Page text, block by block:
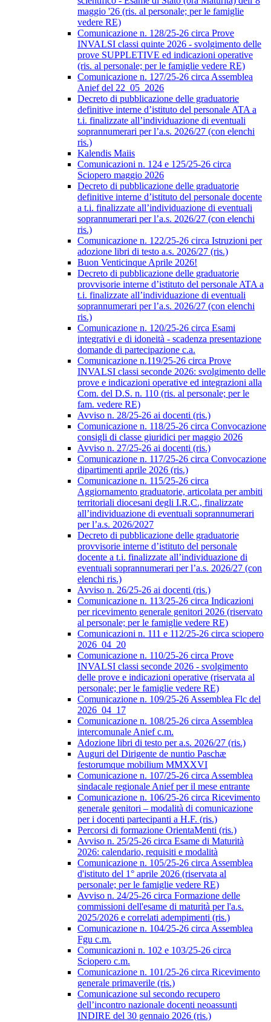
maggio '26 (ris. al personale; per le famiglie
vedere RE)
Comunicazione n. 128/25-26 circa Prove
INVALSI classi quinte 2026 - svolgimento delle
prove SUPPLETIVE ed indicazioni operative
(ris. al personale; per le famiglie vedere RE)
Comunicazione n. 127/25-26 circa Assemblea
Anief del 22_05_2026
Decreto di pubblicazione delle graduatorie
definitive interne d’istituto del personale ATA a
t.i. finalizzate all’individuazione di eventuali
soprannumerari per l’a.s. 2026/27 (con elenchi
ris.)
Kalendis Maiis
Comunicazioni n. 124 e 125/25-26 circa
Sciopero maggio 2026
Decreto di pubblicazione delle graduatorie
definitive interne d’istituto del personale docente
a t.i. finalizzate all’individuazione di eventuali
soprannumerari per l’a.s. 2026/27 (con elenchi
ris.)
Comunicazione n. 122/25-26 circa Istruzioni per
adozione libri di testo a.s. 2026/27 (ris.)
Buon Venticinque Aprile 2026!
Decreto di pubblicazione delle graduatorie
provvisorie interne d’istituto del personale ATA a
t.i. finalizzate all’individuazione di eventuali
soprannumerari per l’a.s. 2026/27 (con elenchi
ris.)
Comunicazione n. 120/25-26 circa Esami
integrativi e di idoneità - scadenza presentazione
domande di partecipazione c.a.
Comunicazione n.119/25-26 circa Prove
INVALSI classi seconde 2026: svolgimento delle
prove e indicazioni operative ed integrazioni alla
Com. del D.S. n. 110 (ris. al personale; per le
fam. vedere RE)
Avviso n. 28/25-26 ai docenti (ris.)
Comunicazione n. 118/25-26 circa Convocazione
consigli di classe giuridici per maggio 2026
Avviso n. 27/25-26 ai docenti (ris.)
Comunicazione n. 117/25-26 circa Convocazione
dipartimenti aprile 2026 (ris.)
Comunicazione n. 115/25-26 circa
Aggiornamento graduatorie, articolata per ambiti
territoriali diocesani degli I.R.C., finalizzate
all’individuazione di eventuali soprannumerari
per l’a.s. 2026/2027
Decreto di pubblicazione delle graduatorie
provvisorie interne d’istituto del personale
docente a t.i. finalizzate all’individuazione di
eventuali soprannumerari per l’a.s. 2026/27 (con
elenchi ris.)
Avviso n. 26/25-26 ai docenti (ris.)
Comunicazione n. 113/25-26 circa Indicazioni
per ricevimento generale genitori 2026 (riservato
al personale; per le famiglie vedere RE)
Comunicazioni n. 111 e 112/25-26 circa sciopero
2026_04_20
Comunicazione n. 110/25-26 circa Prove
INVALSI classi seconde 2026 - svolgimento
delle prove e indicazioni operative (riservata al
personale; per le famiglie vedere RE)
Comunicazione n. 109/25-26 Assemblea Flc del
2026_04_17
Comunicazione n. 108/25-26 circa Assemblea
intercomunale Anief c.m.
Adozione libri di testo per a.s. 2026/27 (ris.)
Auguri del Dirigente de nuntio Paschæ
festorumque mobilium MMXXVI
Comunicazione n. 107/25-26 circa Assemblea
sindacale regionale Anief per il mese entrante
Comunicazione n. 106/25-26 circa Ricevimento
generale genitori – modalità di comunicazione
per i docenti partecipanti a H.F. (ris.)
Percorsi di formazione OrientaMenti (ris.)
Avviso n. 25/25-26 circa Esame di Maturità
2026: calendario, requisiti e modalità
Comunicazione n. 105/25-26 circa Assemblea
d'istituto del 1° aprile 2026 (riservata al
personale; per le famiglie vedere RE)
Avviso n. 24/25-26 circa Formazione delle
commissioni dell'esame di maturità per l'a.s.
2025/2026 e correlati adempimenti (ris.)
Comunicazione n. 104/25-26 circa Assemblea
Fgu c.m.
Comunicazioni n. 102 e 103/25-26 circa
Sciopero c.m.
Comunicazione n. 101/25-26 circa Ricevimento
generale primaverile (ris.)
Comunicazione sul secondo recupero
dell’incontro nazionale docenti neoassunti
INDIRE del 30 gennaio 2026 (ris.)